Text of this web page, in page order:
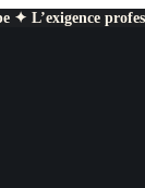
L’exigence